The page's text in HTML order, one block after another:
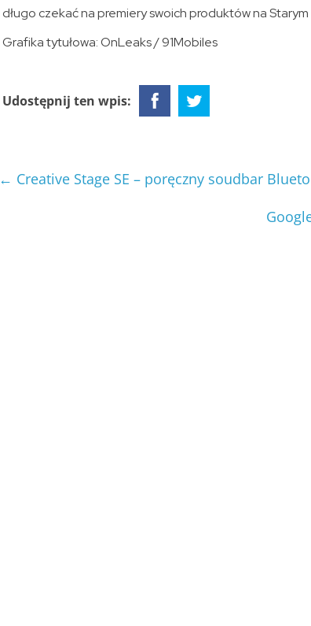
długo czekać na premiery swoich produktów na
Grafika tytułowa: OnLeaks / 91Mobiles
Udostępnij ten wpis:
← Creative Stage SE – poręczny soudbar